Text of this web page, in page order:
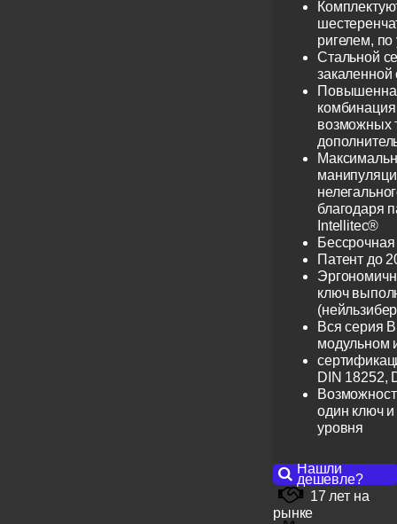
ригелем,
Стальной
закаленной
возможных
благодаря
Intellitec®
Патент до
ключ
Вся серия
модульном
DIN 18252,
один ключ и
уровня
Нашли
дешевле?
17 лет на
рынке